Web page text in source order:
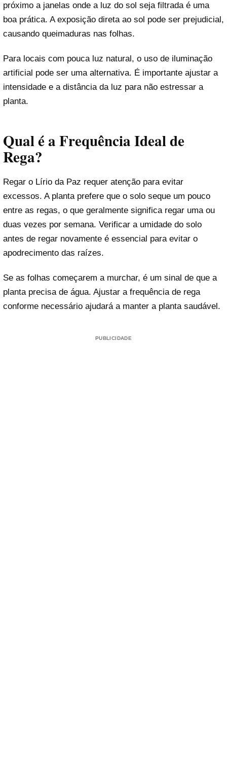
próximo a janelas onde a luz do sol seja filtrada é uma
boa prática. A exposição direta ao sol pode ser prejudicial,
causando queimaduras nas folhas.
Para locais com pouca luz natural, o uso de iluminação
artificial pode ser uma alternativa. É importante ajustar a
intensidade e a distância da luz para não estressar a
planta.
Qual é a Frequência Ideal de
Rega?
Regar o Lírio da Paz requer atenção para evitar
excessos. A planta prefere que o solo seque um pouco
entre as regas, o que geralmente significa regar uma ou
duas vezes por semana. Verificar a umidade do solo
antes de regar novamente é essencial para evitar o
apodrecimento das raízes.
Se as folhas começarem a murchar, é um sinal de que a
planta precisa de água. Ajustar a frequência de rega
conforme necessário ajudará a manter a planta saudável.
PUBLICIDADE